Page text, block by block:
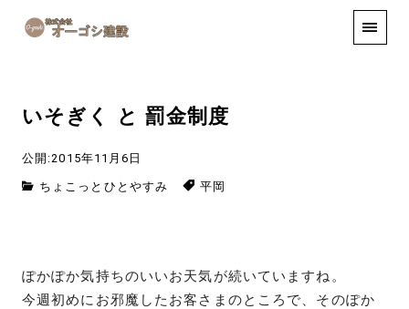
手しごと
いそぎく と 罰金制度
公開:2015年11月6日
ちょこっとひとやすみ 平岡
ぽかぽか気持ちのいいお天気が続いていますね。
今週初めにお邪魔したお客さまのところで、そのぽか